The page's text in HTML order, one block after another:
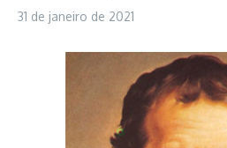
31 de janeiro de 2021